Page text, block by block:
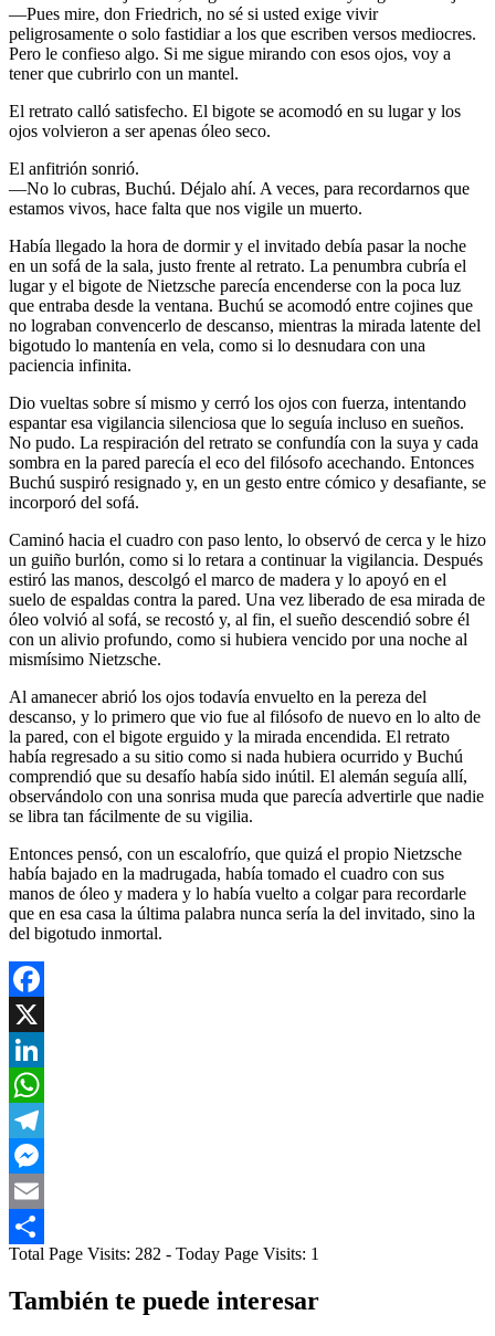
—Pues mire, don Friedrich, no sé si usted exige vivir
peligrosamente o solo fastidiar a los que escriben versos mediocres.
Pero le confieso algo. Si me sigue mirando con esos ojos, voy a
tener que cubrirlo con un mantel.
El retrato calló satisfecho. El bigote se acomodó en su lugar y los
ojos volvieron a ser apenas óleo seco.
El anfitrión sonrió.
—No lo cubras, Buchú. Déjalo ahí. A veces, para recordarnos que
estamos vivos, hace falta que nos vigile un muerto.
Había llegado la hora de dormir y el invitado debía pasar la noche
en un sofá de la sala, justo frente al retrato. La penumbra cubría el
lugar y el bigote de Nietzsche parecía encenderse con la poca luz
que entraba desde la ventana. Buchú se acomodó entre cojines que
no lograban convencerlo de descanso, mientras la mirada latente del
bigotudo lo mantenía en vela, como si lo desnudara con una
paciencia infinita.
Dio vueltas sobre sí mismo y cerró los ojos con fuerza, intentando
espantar esa vigilancia silenciosa que lo seguía incluso en sueños.
No pudo. La respiración del retrato se confundía con la suya y cada
sombra en la pared parecía el eco del filósofo acechando. Entonces
Buchú suspiró resignado y, en un gesto entre cómico y desafiante, se
incorporó del sofá.
Caminó hacia el cuadro con paso lento, lo observó de cerca y le hizo
un guiño burlón, como si lo retara a continuar la vigilancia. Después
estiró las manos, descolgó el marco de madera y lo apoyó en el
suelo de espaldas contra la pared. Una vez liberado de esa mirada de
óleo volvió al sofá, se recostó y, al fin, el sueño descendió sobre él
con un alivio profundo, como si hubiera vencido por una noche al
mismísimo Nietzsche.
Al amanecer abrió los ojos todavía envuelto en la pereza del
descanso, y lo primero que vio fue al filósofo de nuevo en lo alto de
la pared, con el bigote erguido y la mirada encendida. El retrato
había regresado a su sitio como si nada hubiera ocurrido y Buchú
comprendió que su desafío había sido inútil. El alemán seguía allí,
observándolo con una sonrisa muda que parecía advertirle que nadie
se libra tan fácilmente de su vigilia.
Entonces pensó, con un escalofrío, que quizá el propio Nietzsche
había bajado en la madrugada, había tomado el cuadro con sus
manos de óleo y madera y lo había vuelto a colgar para recordarle
que en esa casa la última palabra nunca sería la del invitado, sino la
del bigotudo inmortal.
Facebook
X
LinkedIn
WhatsApp
Telegram
Messenger
Email
Compartir
Total Page Visits: 282 - Today Page Visits: 1
También te puede interesar